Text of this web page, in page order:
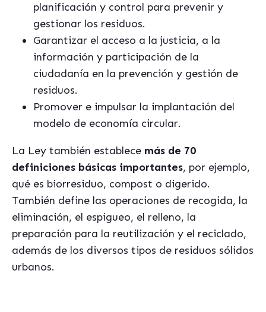
planificación y control para prevenir y
gestionar los residuos.
Garantizar el acceso a la justicia, a la
información y participación de la
ciudadanía en la prevención y gestión de
residuos.
Promover e impulsar la implantación del
modelo de economía circular.
La Ley también establece más de 70
definiciones básicas importantes, por ejemplo,
qué es biorresiduo, compost o digerido.
También define las operaciones de recogida, la
eliminación, el espigueo, el relleno, la
preparación para la reutilización y el reciclado,
además de los diversos tipos de residuos sólidos
urbanos.